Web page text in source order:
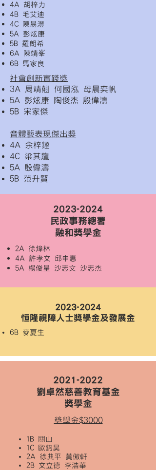
4A 胡梓力
4B 毛艾迪
4C 陳易灃
5A 彭炫康
5B 羅朗希
6A 陳靖峯
6B 馬家良
社會創新實踐獎
3A 周靖翹 何國泓 母晨奕帆
5A 彭炫康 陶俊杰 殷偉濤
5B 宋家傑
音體藝表現傑出獎
4A 余梓鏗
4C 梁其龍
5A 殷偉濤
5B 范升賢
2023-2024
民政事務總署
融和獎學金
2A 徐煒林
4A 許孝文 邱申惠
5A 楊俊星 沙志文 沙志杰
2023-2024
恒隆視障人士獎學金及發展金
6B 麥夏生
2021-2022
劉卓然慈善教育基金
獎學金
獎學金$3000
1B 關山
1C 歐鈞昊
2A 徐典平 黃傲軒
2B 文立德 李浩華